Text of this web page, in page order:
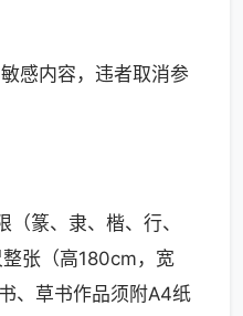
感内容，违者取消参
篆、隶、楷、行、
张（高180cm，宽
、草书作品须附A4纸